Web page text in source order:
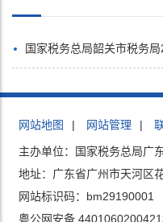
国家税务总局韶关市税务局2018年
网站地图 | 网站管理 |
主办单位：国家税务总局广
地址：广东省广州市天河区
网站标识码：bm29190001
粤公网安备